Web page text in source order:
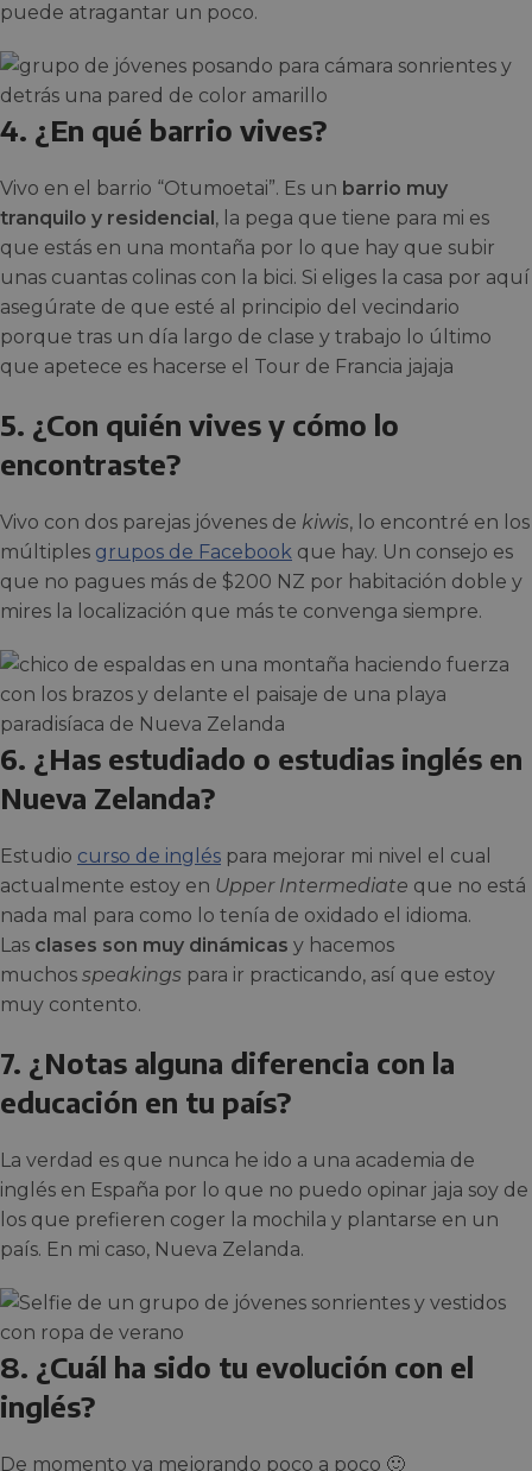
puede atragantar un poco.
4. ¿En qué barrio vives?
Vivo en el barrio “Otumoetai”. Es un barrio muy
tranquilo y residencial, la pega que tiene para mi es
que estás en una montaña por lo que hay que subir
unas cuantas colinas con la bici. Si eliges la casa por aquí
asegúrate de que esté al principio del vecindario
porque tras un día largo de clase y trabajo lo último
que apetece es hacerse el Tour de Francia jajaja
5. ¿Con quién vives y cómo lo
encontraste?
Vivo con dos parejas jóvenes de kiwis, lo encontré en los
múltiples grupos de Facebook que hay. Un consejo es
que no pagues más de $200 NZ por habitación doble y
mires la localización que más te convenga siempre.
6. ¿Has estudiado o estudias inglés en
Nueva Zelanda?
Estudio curso de inglés para mejorar mi nivel el cual
actualmente estoy en Upper Intermediate que no está
nada mal para como lo tenía de oxidado el idioma.
Las clases son muy dinámicas y hacemos
muchos speakings para ir practicando, así que estoy
muy contento.
7. ¿Notas alguna diferencia con la
educación en tu país?
La verdad es que nunca he ido a una academia de
inglés en España por lo que no puedo opinar jaja soy de
los que prefieren coger la mochila y plantarse en un
país. En mi caso, Nueva Zelanda.
8. ¿Cuál ha sido tu evolución con el
inglés?
De momento va mejorando poco a poco 🙂